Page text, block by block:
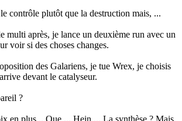
contrôle plutôt que la destruction mais, ...
multi après, je lance un deuxième run avec un
voir si des choses changes.
des Galariens, je tue Wrex, je choisis
devant le catalyseur.
?